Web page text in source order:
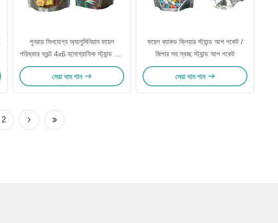
পুনরায় সিলযোগ্য অ্যালুমিনিয়াম ফয়েল
পরিষ্কার ফ্রন্ট 4x6 হলোগ্রাফিক স্ট্যান্ড আপ
মাইলার ব্যাগ জুয়েলারী মেকআপের জন্য ঠোঁট
গ্লস প্যাকেজিং সঞ্চয়স্থান
সেরা দাম পান
ফয়েল ব্যাকড ক্লিয়ার স্ট্যান্ড আপ পকেট /
জিপার সহ স্বচ্ছ স্ট্যান্ড আপ পকেট
সেরা দাম পান
2